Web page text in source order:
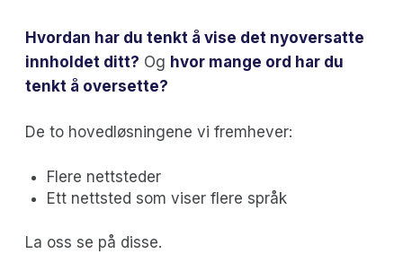
Hvordan har du tenkt å vise det nyoversatte
innholdet ditt? Og hvor mange ord har du
tenkt å oversette?
De to hovedløsningene vi fremhever:
Flere nettsteder
Ett nettsted som viser flere språk
La oss se på disse.